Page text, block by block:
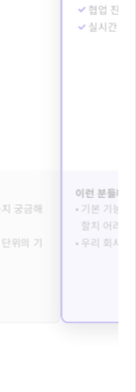
궁금해
위의 기
협업 진단
실시간
이런 분들께
• 기본 기능
할지 어려워
• 우리 회사에